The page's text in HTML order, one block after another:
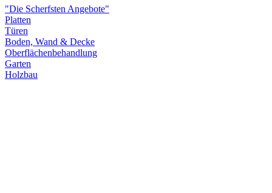
"Die Scherfsten Angebote"
Platten
Türen
Boden, Wand & Decke
Oberflächenbehandlung
Garten
Holzbau